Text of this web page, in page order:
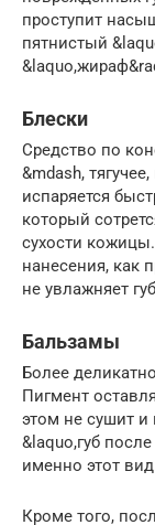
проступит
пятнистый
Блески
Средство по
&mdash,
испаряется
который
сухости
нанесения, как
не увлажняет
Бальзамы
Более
Пигмент
этом не сушит и
&laquo,губ
именно этот
Кроме того,